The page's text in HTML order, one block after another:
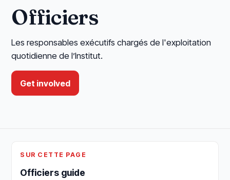
Officiers
Les responsables exécutifs chargés de l'exploitation
quotidienne de l’Institut.
Get involved
SUR CETTE PAGE
Officiers guide